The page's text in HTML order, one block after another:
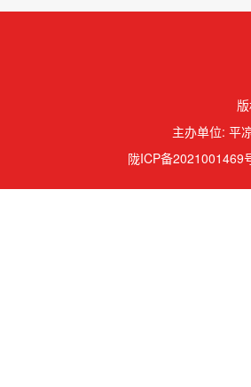
主办单位: 平
陇ICP备2021001469